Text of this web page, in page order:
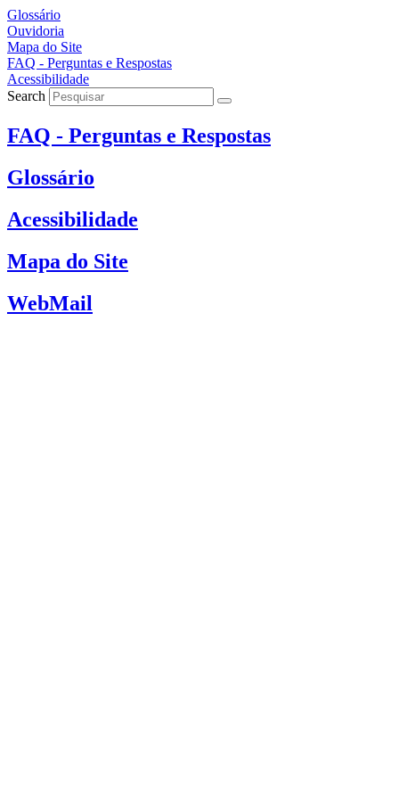
Skip
to
content
Glossário
Ouvidoria
Mapa do Site
FAQ - Perguntas e Respostas
Acessibilidade
Search
FAQ - Perguntas e Respostas
Glossário
Acessibilidade
Mapa do Site
WebMail